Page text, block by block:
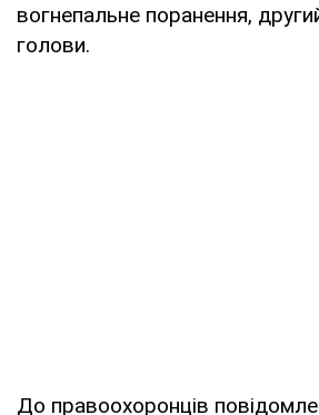
вогнепальне поранення,
голови.
До правоохоронців